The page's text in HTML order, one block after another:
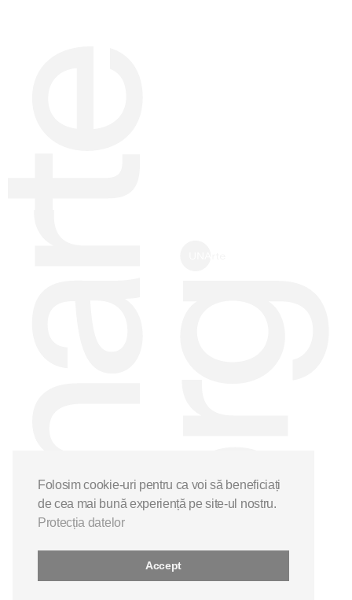
Folosim cookie-uri pentru ca voi să beneficiați
de cea mai bună experiență pe site-ul nostru.
Protecția datelor
Accept